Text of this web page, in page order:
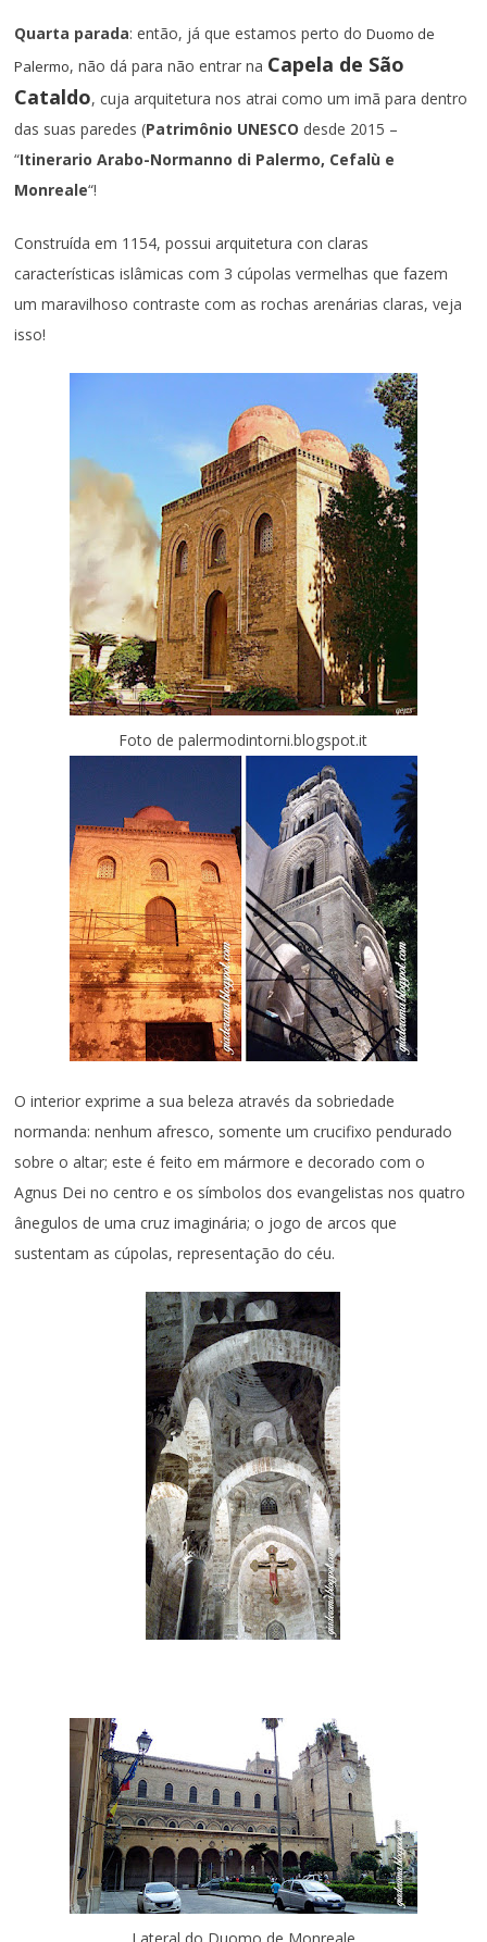
Quarta parada: então, já que estamos perto doDuomo de
Palermo, não dá para não entrar na Capela de São
Cataldo, cuja arquitetura nos atrai como um imã para dentro
das suas paredes (Patrimônio UNESCO desde 2015 –
“Itinerario Arabo-Normanno di Palermo, Cefalù e
Monreale“!
Construída em 1154, possui arquitetura con claras
características islâmicas com 3 cúpolas vermelhas que fazem
um maravilhoso contraste com as rochas arenárias claras, veja
isso!
Foto de palermodintorni.blogspot.it
O interior exprime a sua beleza através da sobriedade
normanda: nenhum afresco, somente um crucifixo pendurado
sobre o altar; este é feito em mármore e decorado com o
Agnus Dei no centro e os símbolos dos evangelistas nos quatro
ânegulos de uma cruz imaginária; o jogo de arcos que
sustentam as cúpolas, representação do céu.